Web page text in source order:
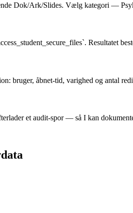
Dok/Ark/Slides. Vælg kategori —
Resultatet
bruger, åbnet-tid, varighed og antal
et audit-spor — så I kan